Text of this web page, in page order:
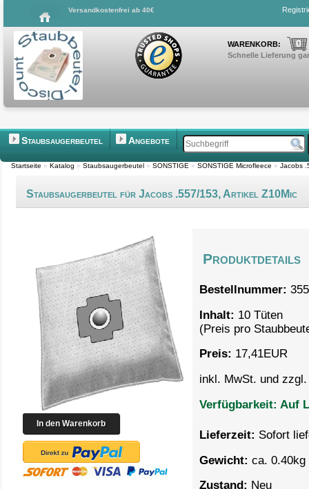
Versandkostenfrei ab 40€
WARENKORB: 0
Schnelle Lieferung
Staubsaugerbeutel Angebote
Startseite » Katalog » Staubsaugerbeutel » SONSTIGE » SONSTIGE Microfleece » Jacobs
Staubsaugerbeutel für Jacobs .557/153, Artikel Z10Mic
Produktdetails
Bestellnummer:
Inhalt: 10 Tüten
(Preis pro
Preis: 17,41EUR
inkl. MwSt. und
Verfügbarkeit: Auf
Lieferzeit: Sofort
Gewicht: ca. 0.40kg
Zustand: Neu